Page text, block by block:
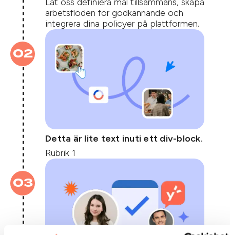
arbetsflöden för godkännande och
integrera dina policyer på plattformen.
Detta är lite text inuti ett div-block.
Rubrik 1
02
03